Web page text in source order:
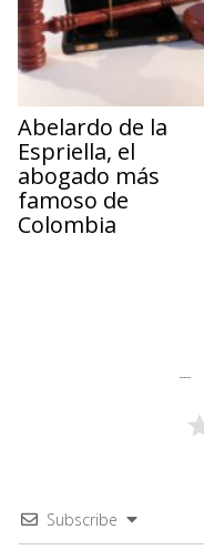
Abelardo de la
Espriella, el
abogado más
famoso de
Colombia
Subscribe